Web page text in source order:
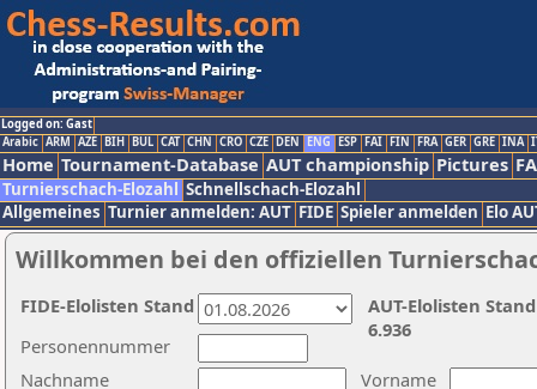
Logged on: Gast
Arabic ARM AZE BIH BUL CAT CHN CRO CZE DEN ENG ESP FAI FIN FRA GER GRE INA
Home Tournament-Database AUT championship Pictures
Turnierschach-Elozahl Schnellschach-Elozahl
Allgemeines Turnier anmelden: AUT FIDE Spieler anmelden Elo
Willkommen bei den offiziellen
Nachname
Vorname
Personennummer
AUT-Elolisten
6.936
FIDE-Elolisten Stand